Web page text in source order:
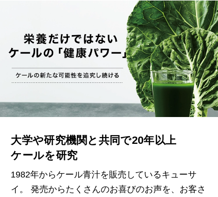
大学や研究機関と共同で20年以上
ケールを研究
1982年からケール青汁を販売しているキューサ
イ。
発売からたくさんのお喜びのお声を、お客さ